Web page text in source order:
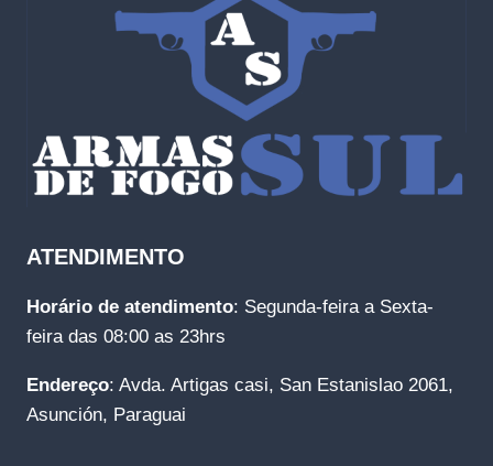
ATENDIMENTO
Horário de atendimento: Segunda-feira a Sexta-
feira das 08:00 as 23hrs
Endereço: Avda. Artigas casi, San Estanislao 2061,
Asunción, Paraguai